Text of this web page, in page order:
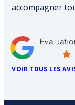
accompagner
VOIR TOUS LES